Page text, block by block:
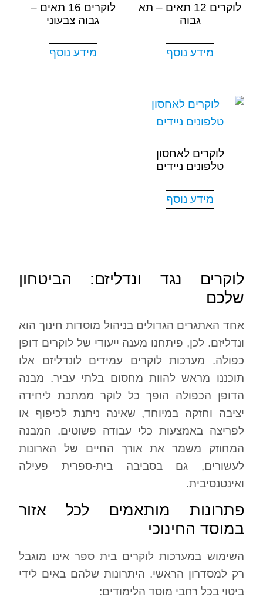
לוקרים 12 תאים – תא
גבוה
מידע נוסף
לוקרים 16 תאים –
גבוה צבעוני
מידע נוסף
לוקרים לאחסון
טלפונים ניידים
מידע נוסף
לוקרים נגד ונדליזם: הביטחון
שלכם
אחד האתגרים הגדולים בניהול מוסדות חינוך הוא
ונדליזם. לכן, פיתחנו מענה ייעודי של לוקרים דופן
כפולה. מערכות לוקרים עמידים לונדליזם אלו
תוכננו מראש להוות מחסום בלתי עביר. מבנה
הדופן הכפולה הופך כל לוקר ממתכת ליחידה
יציבה וחזקה במיוחד, שאינה ניתנת לכיפוף או
לפריצה באמצעות כלי עבודה פשוטים. המבנה
המחוזק משמר את אורך החיים של הארונות
לעשורים, גם בסביבה בית-ספרית פעילה
ואינטנסיבית.
פתרונות מותאמים לכל אזור
במוסד החינוכי
השימוש במערכות לוקרים בית ספר אינו מוגבל
רק למסדרון הראשי. היתרונות שלהם באים לידי
ביטוי בכל רחבי מוסד הלימודים: